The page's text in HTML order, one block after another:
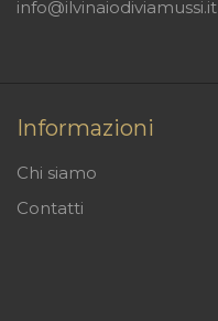
info@ilvinaiodiviamussi.it
Informazioni
Chi siamo
Contatti